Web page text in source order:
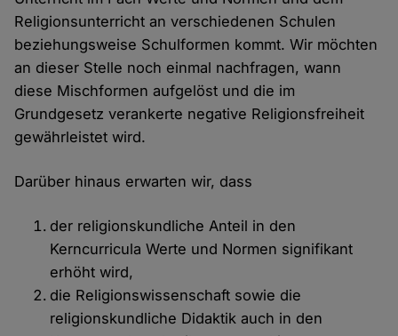
Religionsunterricht an verschiedenen Schulen
beziehungsweise Schulformen kommt. Wir möchten
an dieser Stelle noch einmal nachfragen, wann
diese Mischformen aufgelöst und die im
Grundgesetz verankerte negative Religionsfreiheit
gewährleistet wird.
Darüber hinaus erwarten wir, dass
der religionskundliche Anteil in den
Kerncurricula Werte und Normen signifikant
erhöht wird,
die Religionswissenschaft sowie die
religionskundliche Didaktik auch in den